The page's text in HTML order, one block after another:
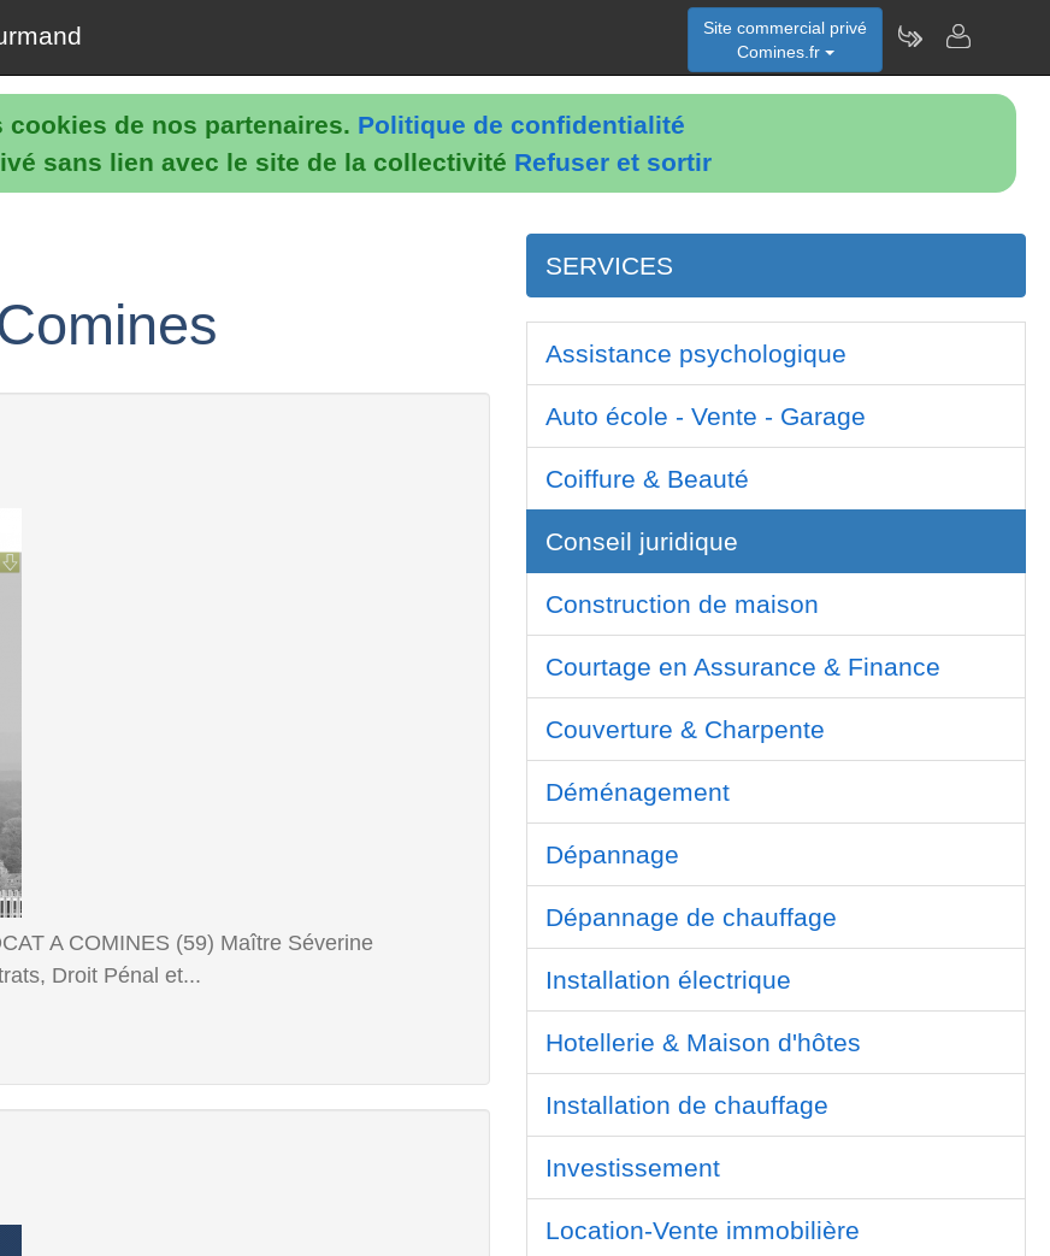
de nos partenaires. Politique de confidentialité
sans lien avec le site de la collectivité Refuser et sortir
Site commercial privé
Comines.fr
A COMINES (59) Maître Séverine
Droit Pénal et...
SERVICES
Assistance psychologique
Auto école - Vente - Garage
Coiffure & Beauté
Conseil juridique
Construction de maison
Courtage en Assurance & Finance
Couverture & Charpente
Déménagement
Dépannage
Dépannage de chauffage
Installation électrique
Hotellerie & Maison d'hôtes
Installation de chauffage
Investissement
Location-Vente immobilière